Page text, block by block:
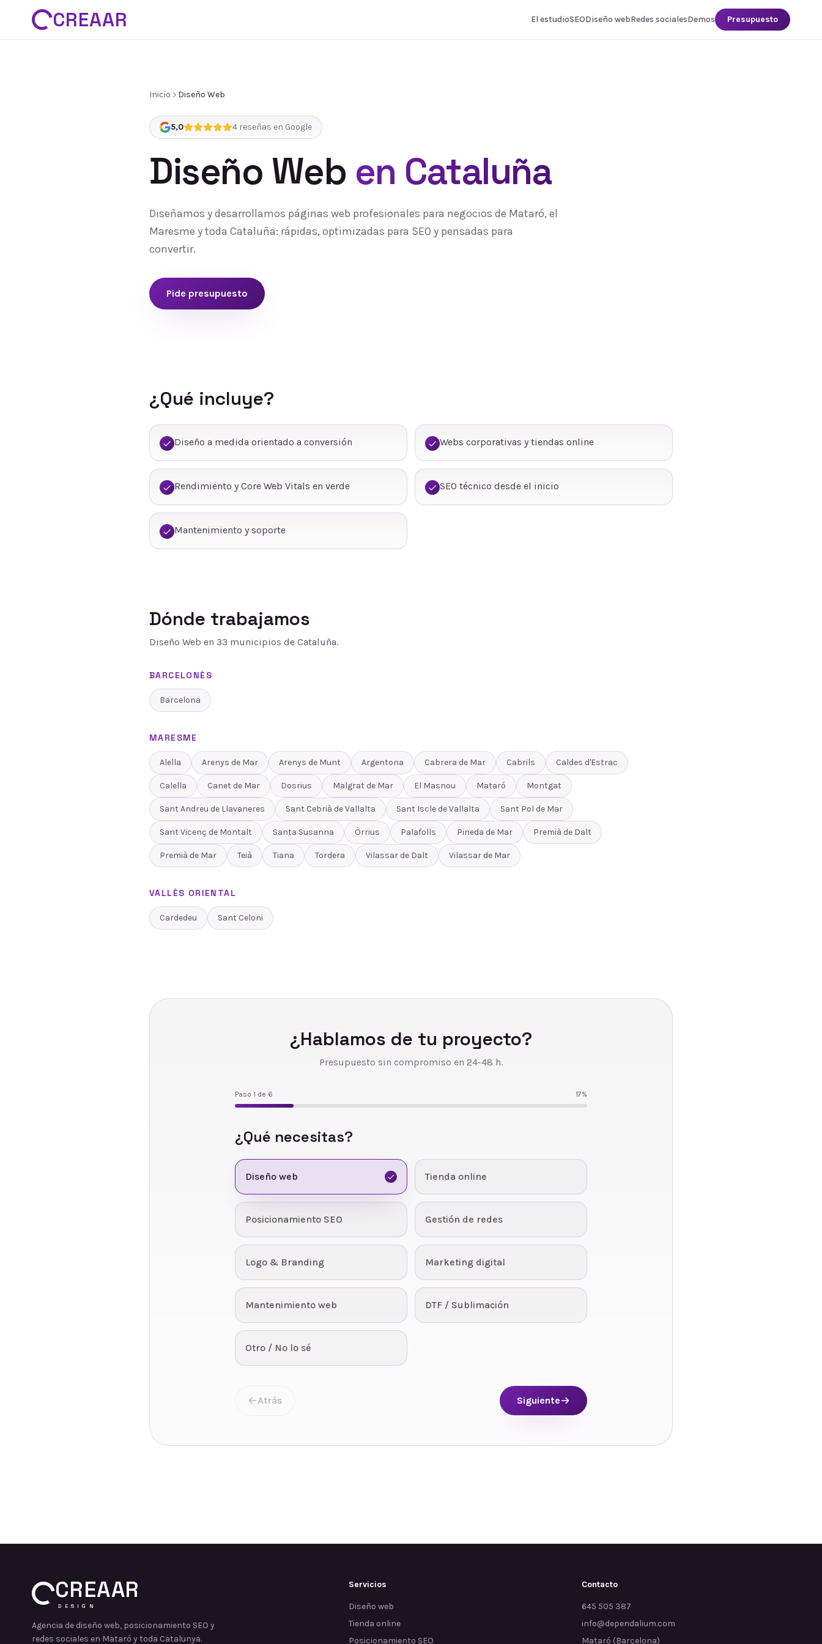
CREAAR El estudioSEODiseño webRedes socialesDemos Presupuesto
Inicio Diseño Web
5,0 4 reseñas en Google
Diseño Web en Cataluña
Diseñamos y desarrollamos páginas web profesionales para negocios de Mataró, el
Maresme y toda Cataluña: rápidas, optimizadas para SEO y pensadas para
convertir.
Pide presupuesto
¿Qué incluye?
Diseño a medida orientado a conversión Webs corporativas y tiendas online
Rendimiento y Core Web Vitals en verde SEO técnico desde el inicio
Mantenimiento y soporte
Dónde trabajamos
Diseño Web en 33 municipios de Cataluña.
BARCELONÈS
Barcelona
MARESME
Alella Arenys de Mar Arenys de Munt Argentona Cabrera de Mar Cabrils Caldes d'Estrac
Calella Canet de Mar Dosrius Malgrat de Mar El Masnou Mataró Montgat
Sant Andreu de Llavaneres Sant Cebrià de Vallalta Sant Iscle de Vallalta Sant Pol de Mar
Sant Vicenç de Montalt Santa Susanna Òrrius Palafolls Pineda de Mar Premià de Dalt
Premià de Mar Teià Tiana Tordera Vilassar de Dalt Vilassar de Mar
VALLÈS ORIENTAL
Cardedeu Sant Celoni
¿Hablamos de tu proyecto?
Presupuesto sin compromiso en 24-48 h.
Paso 1 de 6 17%
¿Qué necesitas?
Diseño web Tienda online
Posicionamiento SEO Gestión de redes
Logo & Branding Marketing digital
Mantenimiento web DTF / Sublimación
Otro / No lo sé
Atrás Siguiente
CREAAR
DESIGN
Agencia de diseño web, posicionamiento SEO y
redes sociales en Mataró y toda Catalunya.
Servicios
Diseño web
Tienda online
Posicionamiento SEO
Contacto
645 505 387
info@dependalium.com
Mataró (Barcelona)